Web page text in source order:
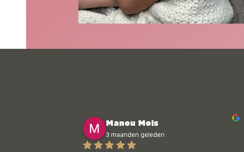
Manou Mols
3 maanden geleden